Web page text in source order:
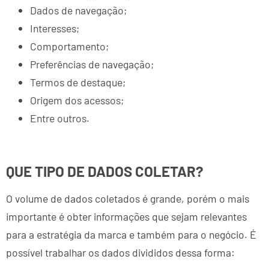
Dados de navegação;
Interesses;
Comportamento;
Preferências de navegação;
Termos de destaque;
Origem dos acessos;
Entre outros.
QUE TIPO DE DADOS COLETAR?
O volume de dados coletados é grande, porém o mais
importante é obter informações que sejam relevantes
para a estratégia da marca e também para o negócio. É
possível trabalhar os dados divididos dessa forma: